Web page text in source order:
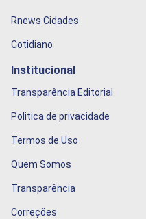
Rnews Cidades
Cotidiano
Institucional
Transparência Editorial
Politica de privacidade
Termos de Uso
Quem Somos
Transparência
Correções